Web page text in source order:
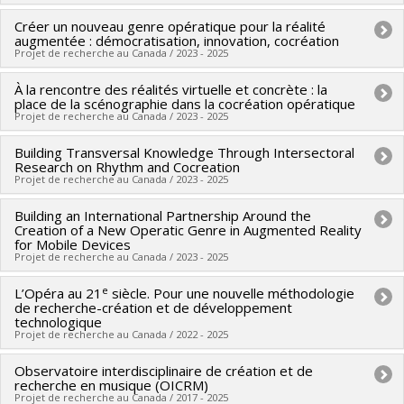
Programmes de subvention :PV152160-Subvention
Connexion
Chercheur principal : Michel Duchesneau, Sylvain Caron
Co-chercheurs : Jean-Jacques Nattiez,François de Médicis
Jean-François Rivest,Nathalie Fernando,Serge Cardinal,
Caroline Traube,Paolo Bellomia,Dominic Arsenault
Sokolović,Pierre Michaud ,Sabina Teller Ratner
Marie-
Hélène Benoit-Otis,Mathieu Lussier,Jonathan Goldman,
Sylveline Bourion,Katharina Clausius,Jimmie LeBlanc ,
Dominic Thibault ,Myriam Boucher
Boivin
Jacinthe Harbec ,Catrina Flint ,
François-Raymond
Boyer,Guy Bellavance,Claude Dauphin,Jonathan Bolduc
,
Isabelle Héroux,Danick Trottier,
Vincent Bouchard-Valentine,Audrey-Kristel Barbeau,Ons
Barnat, Hélène Boucher,Gina Ryan,Sylvain Martet,
Vanessa Blais-Tremblay
Thierry Champs
Brault, Irina Kirchberg,Aimée Gaudette-Leblanc
Jacob,Andrea Gozzi,Christoph Neidhofer ,Rachel Deroy-
Ringuette
Créer un nouveau genre opératique pour la réalité
augmentée : démocratisation, innovation, cocréation
Projet de recherche au Canada / 2023 - 2025
Chercheur principal : Ana Sokolović
Sources de financement :FCI/Fondation canadienne pour
l'innovation
Programmes de subvention :PVXXXXXX-Fonds des leaders
À la rencontre des réalités virtuelle et concrète : la
place de la scénographie dans la cocréation opératique
Projet de recherche au Canada / 2023 - 2025
Chercheur principal : Marie-Josèphe Vallée
Co-chercheurs : André Gaudreault,Olivier Asselin
Sokolović,Santiago Hidalgo,Imen Ben Youssef Zorgati
Sources de financement :CRSH/Conseil de recherches en
sciences humaines du Canada
Programmes de subvention :
Connexion
Building Transversal Knowledge Through Intersectoral
Research on Rhythm and Cocreation
Projet de recherche au Canada / 2023 - 2025
Chercheur principal : Isabelle Raynauld
Co-chercheurs : Ana Sokolović,Santiago Hidalgo
Sources de financement :CRSH/Conseil de recherches en
sciences humaines du Canada
Programmes de subvention :PV152160-Subvention
Connexion
Building an International Partnership Around the
Creation of a New Operatic Genre in Augmented Reality
for Mobile Devices
Projet de recherche au Canada / 2023 - 2025
Sources de financement :CRSH/Conseil de recherches en
sciences humaines du Canada
Programmes de subvention :PVXXXXXX-Subvention
d'engagement partenarial
L’Opéra au 21 e siècle. Pour une nouvelle méthodologie
de recherche-création et de développement
technologique
Projet de recherche au Canada / 2022 - 2025
Chercheur principal : Olivier Asselin
Co-chercheurs : Marie-Josèphe Vallée
Observatoire interdisciplinaire de création et de
recherche en musique (OICRM)
Projet de recherche au Canada / 2017 - 2025